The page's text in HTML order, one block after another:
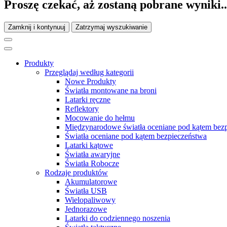
Proszę czekać, aż zostaną pobrane
Zamknij i kontynuuj Zatrzymaj wyszukiwanie
Produkty
Przeglądaj według kategorii
Nowe Produkty
Światła montowane na broni
Latarki ręczne
Reflektory
Mocowanie do hełmu
Międzynarodowe światła oceniane pod kątem
Światła oceniane pod kątem bezpieczeństwa
Latarki kątowe
Światła awaryjne
Światła Robocze
Rodzaje produktów
Akumulatorowe
Światła USB
Wielopaliwowy
Jednorazowe
Latarki do codziennego noszenia